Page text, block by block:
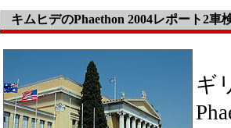
キムヒデのPhaethon 2004レポート2車
ギ